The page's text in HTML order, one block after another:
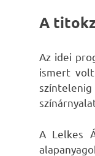
A
Az idei
ismert
A Lelkes